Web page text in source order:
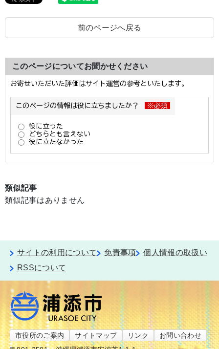
前のページへ戻る
このページについてお聞かせください
類似記事
類似記事はありません
サイトの利用について 免責事項
個人情報の取扱い
RSSについて
市役所のご案内 サイトマップ リンク
お問い合わせ